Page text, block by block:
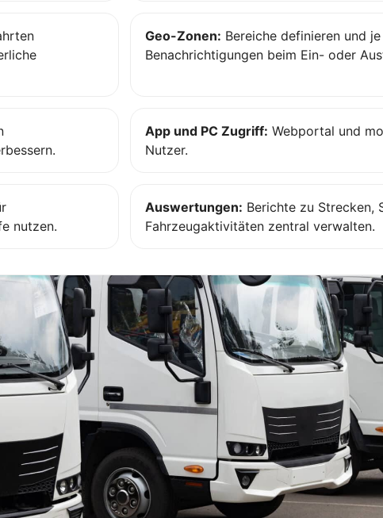
Geo-Zonen: Bereiche definieren und
Benachrichtigungen beim Ein- oder
App und PC Zugriff: Webportal und
Nutzer.
nutzen.
Auswertungen: Berichte zu Strecken,
Fahrzeugaktivitäten zentral verwalten.